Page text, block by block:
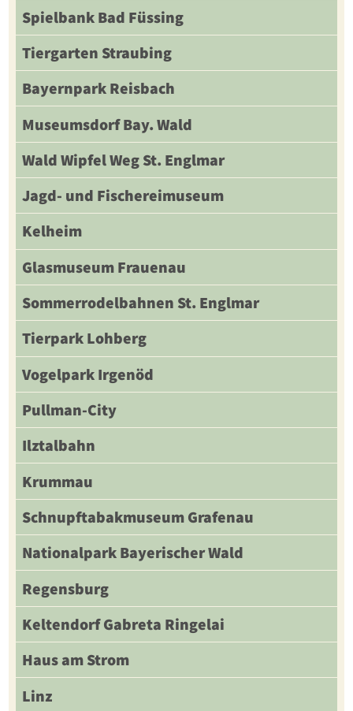
Spielbank Bad Füssing
Tiergarten Straubing
Bayernpark Reisbach
Museumsdorf Bay. Wald
Wald Wipfel Weg St. Englmar
Jagd- und Fischereimuseum
Kelheim
Glasmuseum Frauenau
Sommerrodelbahnen St. Englmar
Tierpark Lohberg
Vogelpark Irgenöd
Pullman-City
Ilztalbahn
Krummau
Schnupftabakmuseum Grafenau
Nationalpark Bayerischer Wald
Regensburg
Keltendorf Gabreta Ringelai
Haus am Strom
Linz